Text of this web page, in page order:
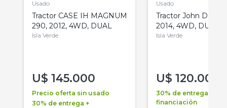
Usado
Tractor CASE IH MAGNUM
290, 2012, 4WD, DUAL
Isla Verde
U$ 145.000
Precio oferta sin usado
30% de entrega +
Usado
Tractor John Deere
2014, 4WD, DUAL
Isla Verde
U$ 120.000
30% de entrega +
financiación